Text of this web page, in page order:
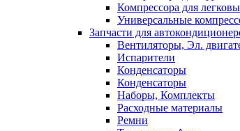
Компрессора для
Универсальные
Запчасти для
Вентиляторы, Эл.
Испарители
Конденсаторы
Конденсаторы
Наборы, Комплекты
Расходные материалы
Ремни